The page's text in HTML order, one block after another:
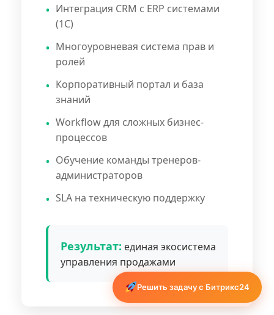
Интеграция CRM с ERP системами
(1С)
Многоуровневая система прав и
ролей
Корпоративный портал и база
знаний
Workflow для сложных бизнес-
процессов
Обучение команды тренеров-
администраторов
SLA на техническую поддержку
Результат: единая экосистема
управления продажами
Решить задачу с Битрикс24